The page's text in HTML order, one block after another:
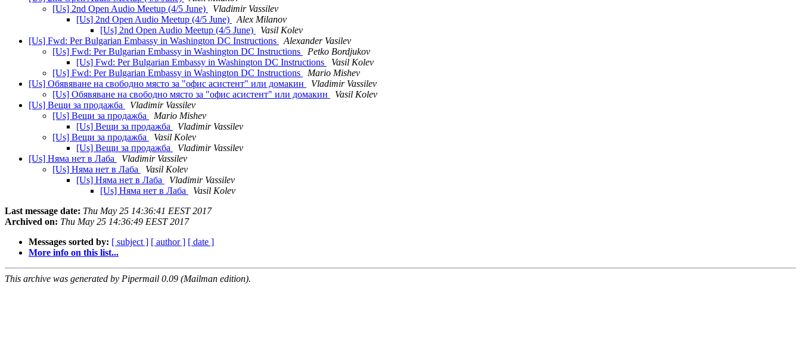
[Us] 2nd Open Audio Meetup (4/5 June)
Vladimir Vassilev
[Us] 2nd Open Audio Meetup (4/5 June)
Alex Milanov
[Us] 2nd Open Audio Meetup (4/5 June)
Vasil Kolev
[Us] Fwd: Per Bulgarian Embassy in Washington DC Instructions
Alexander Vasilev
[Us] Fwd: Per Bulgarian Embassy in Washington DC Instructions
Petko Bordjukov
[Us] Fwd: Per Bulgarian Embassy in Washington DC Instructions
Vasil Kolev
[Us] Fwd: Per Bulgarian Embassy in Washington DC Instructions
Mario Mishev
[Us] Обявяване на свободно място за "офис асистент" или домакин
Vladimir Vassilev
[Us] Обявяване на свободно място за "офис асистент" или домакин
Vasil Kolev
[Us] Вещи за продажба
Vladimir Vassilev
[Us] Вещи за продажба
Mario Mishev
[Us] Вещи за продажба
Vladimir Vassilev
[Us] Вещи за продажба
Vasil Kolev
[Us] Вещи за продажба
Vladimir Vassilev
[Us] Няма нет в Лаба
Vladimir Vassilev
[Us] Няма нет в Лаба
Vasil Kolev
[Us] Няма нет в Лаба
Vladimir Vassilev
[Us] Няма нет в Лаба
Vasil Kolev
Last message date: Thu May 25 14:36:41 EEST 2017
Archived on: Thu May 25 14:36:49 EEST 2017
Messages sorted by: [ subject ] [ author ] [ date ]
More info on this list...
This archive was generated by Pipermail 0.09 (Mailman edition).